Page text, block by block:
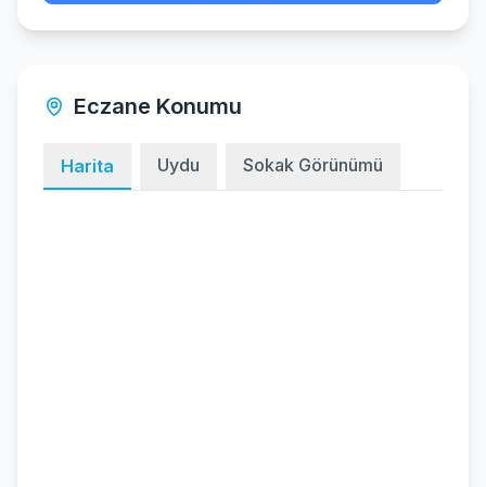
Eczane Konumu
Harita Uydu Sokak Görünümü